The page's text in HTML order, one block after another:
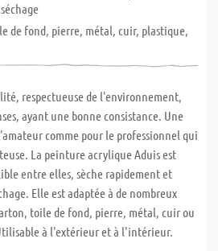
de fond, pierre, métal, cuir, plastique,
respectueuse de l'environnement,
ayant une bonne consistance. Une
comme pour le professionnel qui
La peinture acrylique Aduis est
entre elles, sèche rapidement et
Elle est adaptée à de nombreux
toile de fond, pierre, métal, cuir ou
à l'extérieur et à l'intérieur.